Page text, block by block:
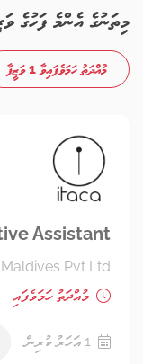
މިތަނުގެ އެންމެ ފަހުގެ
މުއްދަތު ހަމަވެފައިވާ 1 ވަޒީފާ
Assistant
Pvt Ltd
މުއްދަތު ހަމަވެފައި
1 އަހަރު ކުރިން